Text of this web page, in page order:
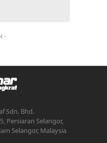
-
Sdn. Bhd.
Persiaran Selangor,
Selangor, Malaysia